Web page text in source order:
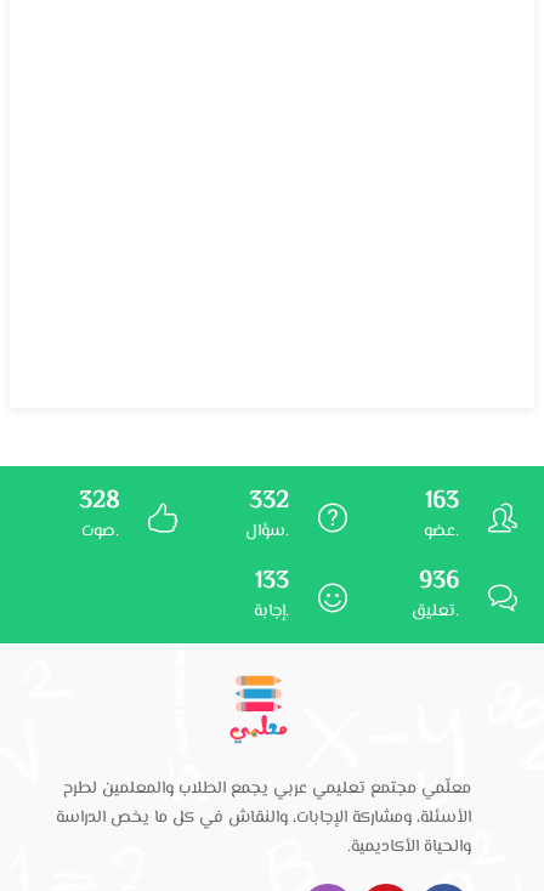
163
عضو.
332
سؤال.
328
صوت.
936
تعليق.
133
إجابة.
معلّمي مجتمع تعليمي عربي يجمع الطلاب والمعلمين لطرح
الأسئلة، ومشاركة الإجابات، والنقاش في كل ما يخص الدراسة
والحياة الأكاديمية.